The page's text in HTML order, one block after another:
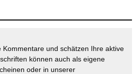
und schätzen Ihre aktive
können auch als eigene
oder in unserer